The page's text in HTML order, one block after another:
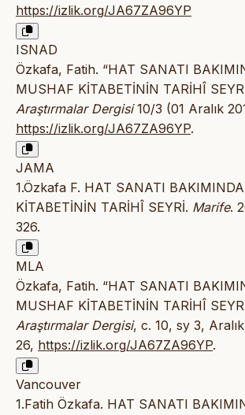
https://izlik.org/JA67ZA96YP
ISNAD
Özkafa, Fatih. “HAT SANATI
MUSHAF KİTABETİNİN TARİHÎ
Araştırmalar Dergisi10/3 (01 Aralık
https://izlik.org/JA67ZA96YP.
JAMA
1.Özkafa F. HAT SANATI
KİTABETİNİN TARİHÎ SEYRİ. Marife.
326.
MLA
Özkafa, Fatih. “HAT SANATI
MUSHAF KİTABETİNİN TARİHÎ
Araştırmalar Dergisi, c. 10, sy 3,
26, https://izlik.org/JA67ZA96YP.
Vancouver
1.Fatih Özkafa. HAT SANATI